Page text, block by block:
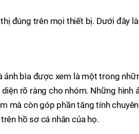
đúng trên mọi thiết bị. Dưới đây là
ảnh bìa được xem là một trong
rõ ràng cho nhóm. Những hình
mà còn góp phần tăng tính chuyên
hồ sơ cá nhân của họ.